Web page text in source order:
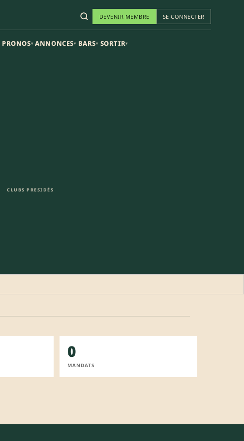
DEVENIR MEMBRE SE CONNECTER
PRONOS▾ ANNONCES▾ BARS▾ SORTIR▾
CLUBS PRESIDÉS
0
MANDATS